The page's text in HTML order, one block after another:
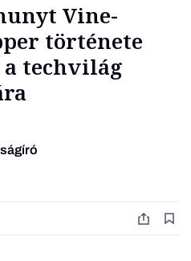
Vine-
története
techvilág